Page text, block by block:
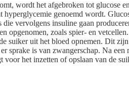
wordt het afgebroken tot glucose
hyperglycemie genoemd wordt.
die vervolgens insuline gaan
opgenomen, zoals spier- en
suiker uit het bloed opnemen. Dit
sprake is van zwangerschap. Na
voor het inzetten of opslaan van de